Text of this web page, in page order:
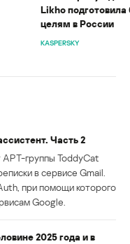
Likho
целям в России
KASPERSKY
Часть 2
группы ToddyCat
в сервисе Gmail.
при помощи которого
Google.
2025 года и в